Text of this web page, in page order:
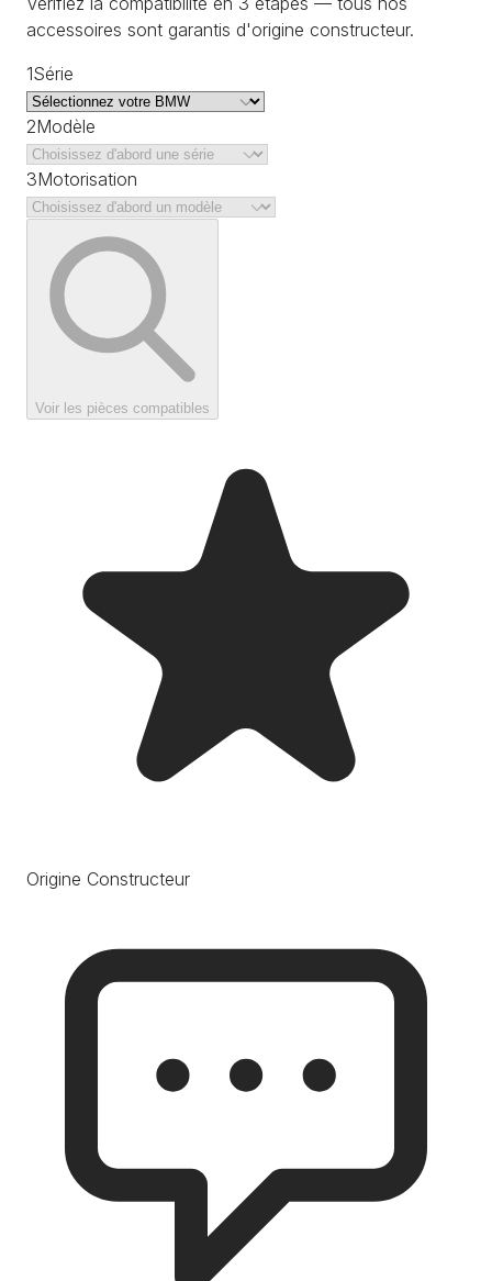
accessoires sont garantis d'origine constructeur.
1Série
2Modèle
3Motorisation
Voir les pièces compatibles
Origine Constructeur